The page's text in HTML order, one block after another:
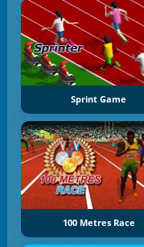
Sprint Game
100 Metres Race